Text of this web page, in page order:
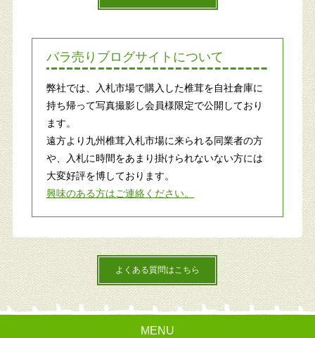
バラ売りブログサイトについて
弊社では、入札市場で購入した椎茸を自社倉庫に
持ち帰って写真撮影し会員様限定で公開しており
ます。
遠方より九州椎茸入札市場に来られる同業者の方
や、入札に時間をあまり掛けられないない方には
大変好評を博しております。
興味のある方はご連絡ください。
よくある質問はこちら
MENU